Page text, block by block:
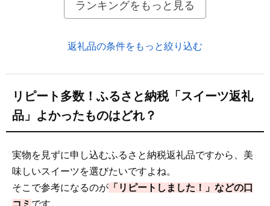
ランキングをもっと見る
返礼品の条件をもっと絞り込む
リピート多数！ふるさと納税「スイーツ返礼
品」よかったものはどれ？
実物を見ずに申し込むふるさと納税返礼品ですから、美
味しいスイーツを選びたいですよね。
そこで参考になるのが 「リピートしました！」などの口
コミ です。